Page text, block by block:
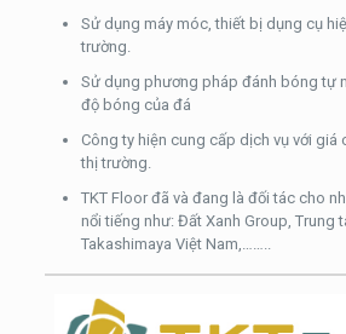
Sử dụng máy móc, thiết bị dụng cụ
trường.
Sử dụng phương pháp đánh bóng tự
độ bóng của đá
Công ty hiện cung cấp dịch vụ với giá
thị trường.
TKT Floor đã và đang là đối tác cho
nổi tiếng như: Đất Xanh Group, Trung
Takashimaya Việt Nam,……..